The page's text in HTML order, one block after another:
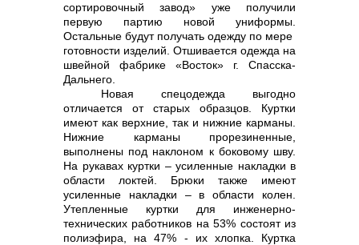
сортировочный завод» уже получили
первую партию новой униформы.
Остальные будут получать одежду по мере
готовности изделий. Отшивается одежда на
швейной фабрике «Восток» г. Спасска-
Дальнего.
Новая спецодежда выгодно
отличается от старых образцов. Куртки
имеют как верхние, так и нижние карманы.
Нижние карманы прорезиненные,
выполнены под наклоном к боковому шву.
На рукавах куртки – усиленные накладки в
области локтей. Брюки также имеют
усиленные накладки – в области колен.
Утепленные куртки для инженерно-
технических работников на 53% состоят из
полиэфира, на 47% - их хлопка. Куртка